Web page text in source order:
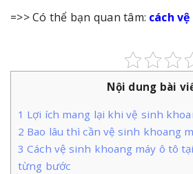
=>> Có thể bạn quan tâm: cách
Nội dung bài
1 Lợi ích mang lại khi vệ sinh
2 Bao lâu thì cần vệ sinh khoang
3 Cách vệ sinh khoang máy ô tô
từng bước